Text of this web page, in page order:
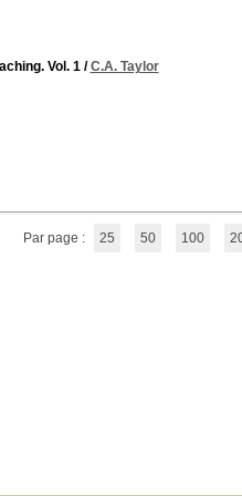
Vol. 1/C.A. Taylor
Par page : 25 50 100